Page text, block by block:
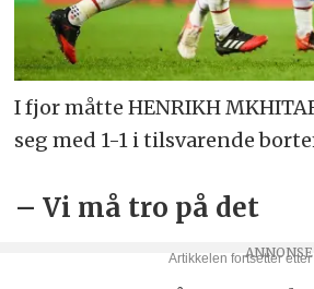
I fjor måtte HENRIKH
seg med 1-1 i tilsvarende
– Vi må tro på det